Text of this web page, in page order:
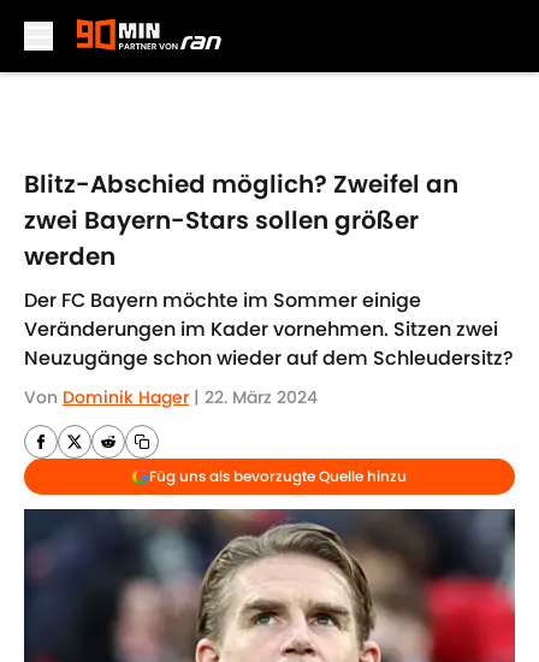
Blitz-Abschied möglich? Zweifel an
zwei Bayern-Stars sollen größer
werden
Der FC Bayern möchte im Sommer einige
Veränderungen im Kader vornehmen. Sitzen zwei
Neuzugänge schon wieder auf dem Schleudersitz?
Von Dominik Hager | 22. März 2024
Füg uns als bevorzugte Quelle hinzu